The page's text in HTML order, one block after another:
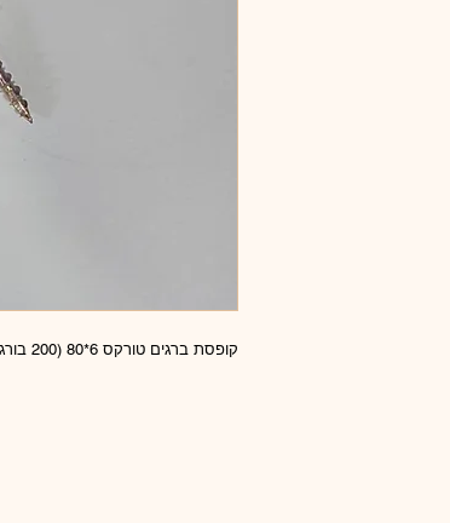
קופסת ברגים טורקס 6*80 (200 בורג בקופסה)